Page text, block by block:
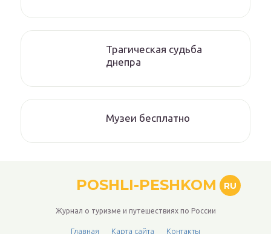
Трагическая судьба
днепра
Музеи бесплатно
POSHLI-PESHKOM RU
Журнал о туризме и путешествиях по России
Главная Карта сайта Контакты